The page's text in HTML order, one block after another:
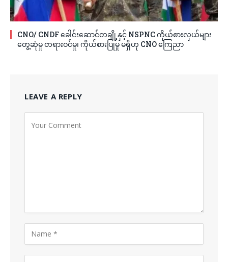
CNO/ CNDF ခေါင်းဆောင်တချို့နှင့် NSPNC ကိုယ်စားလှယ်များ
တွေ့ဆုံမှု တရားဝင်မှု၊ ကိုယ်စားပြုမှု မရှိဟု CNO ကြေညာ
LEAVE A REPLY